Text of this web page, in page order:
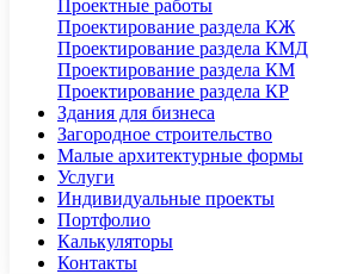
Проектные работы
Проектирование раздела КЖ
Проектирование раздела КМД
Проектирование раздела КМ
Проектирование раздела КР
Здания для бизнеса
Загородное строительство
Малые архитектурные формы
Услуги
Индивидуальные проекты
Портфолио
Калькуляторы
Контакты